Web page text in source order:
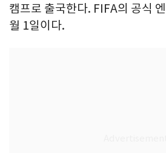
캠프로 출국한다. FIFA의 공식
월 1일이다.